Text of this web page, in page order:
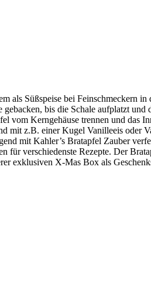
als Süßspeise bei Feinschmeckern in
bis die Schale aufplatzt
vom Kerngehäuse trennen und das
mit z.B. einer Kugel Vanilleeis oder
mit Kahler’s Bratapfel Zauber
verschiedenste Rezepte. Der
exklusiven X-Mas Box als